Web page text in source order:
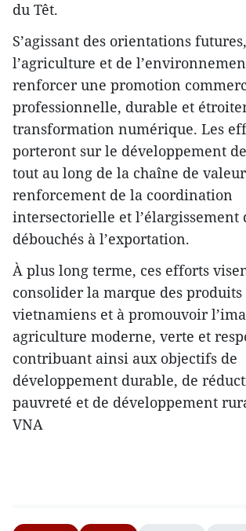
du Têt.
S’agissant des orientations
l’agriculture et de
renforcer une promotion
professionnelle, durable et
transformation numérique. Les
porteront sur le développement
tout au long de la chaîne de
renforcement de la coordination
intersectorielle et l’élargissement
débouchés à l’exportation.
À plus long terme, ces efforts
consolider la marque des produits
vietnamiens et à promouvoir
agriculture moderne, verte et
contribuant ainsi aux objectifs de
développement durable, de
pauvreté et de développement
VNA